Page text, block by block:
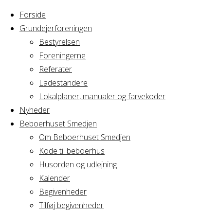
Forside
Grundejerforeningen
Bestyrelsen
Foreningerne
Referater
Ladestandere
Lokalplaner, manualer og farvekoder
Nyheder
Beboerhuset Smedjen
Om Beboerhuset Smedjen
Kode til beboerhus
Husorden og udlejning
Kalender
Begivenheder
Tilføj begivenheder
Home
Uncategorized
Dialogmøde,
Fællesspisning
og
generalforsamling.
Torsdag 24.
april 2025
Dialogmøde,
Fællesspisning
og